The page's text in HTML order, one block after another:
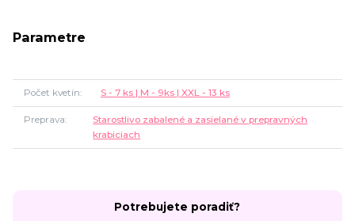
Parametre
Počet kvetín S - 7 ks | M - 9ks | XXL - 13 ks
Preprava
Starostlivo zabalené a zasielané v prepravných
krabiciach
Potrebujete poradiť?